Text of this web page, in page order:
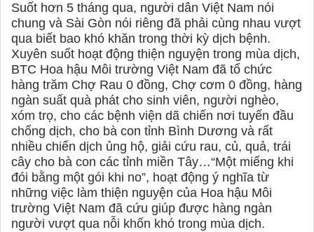
Suốt hơn 5 tháng qua, người dân Việt Nam nói
chung và Sài Gòn nói riêng đã phải cùng nhau vượt
qua biết bao khó khăn trong thời kỳ dịch bệnh.
Xuyên suốt hoạt động thiện nguyện trong mùa dịch,
BTC Hoa hậu Môi trường Việt Nam đã tổ chức
hàng trăm Chợ Rau 0 đồng, Chợ cơm 0 đồng, hàng
ngàn suất quà phát cho sinh viên, người nghèo,
xóm trọ, cho các bệnh viện dã chiến nơi tuyến đầu
chống dịch, cho bà con tỉnh Bình Dương và rất
nhiều chiến dịch ủng hộ, giải cứu rau, củ, quả, trái
cây cho bà con các tỉnh miền Tây…“Một miếng khi
đói bằng một gói khi no”, hoạt động ý nghĩa từ
những việc làm thiện nguyện của Hoa hậu Môi
trường Việt Nam đã cứu giúp được hàng ngàn
người vượt qua nỗi khốn khó trong mùa dịch.